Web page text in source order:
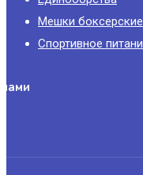
Мешки боксерские
Спортивное